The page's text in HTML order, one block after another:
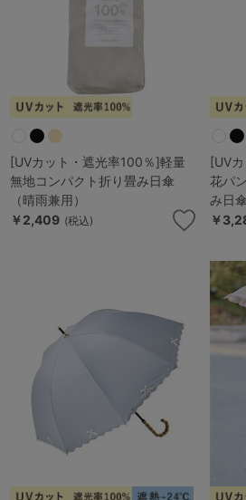
S-AB S-CD
M-CD M-EF
L-AB L-CD L-EF
LL-EF
サイズの表示を閉
セールアイテムから探す
セールアイテム
その他から探す
ランキング
高評価レビューアイテム
WEB限定アイテム
特集ページ
[UVカット・遮光率100％]軽量
無地コンパクト折り畳み日傘
（晴雨兼用）
￥2,409 (税込)
[UV
花パ
み日
￥